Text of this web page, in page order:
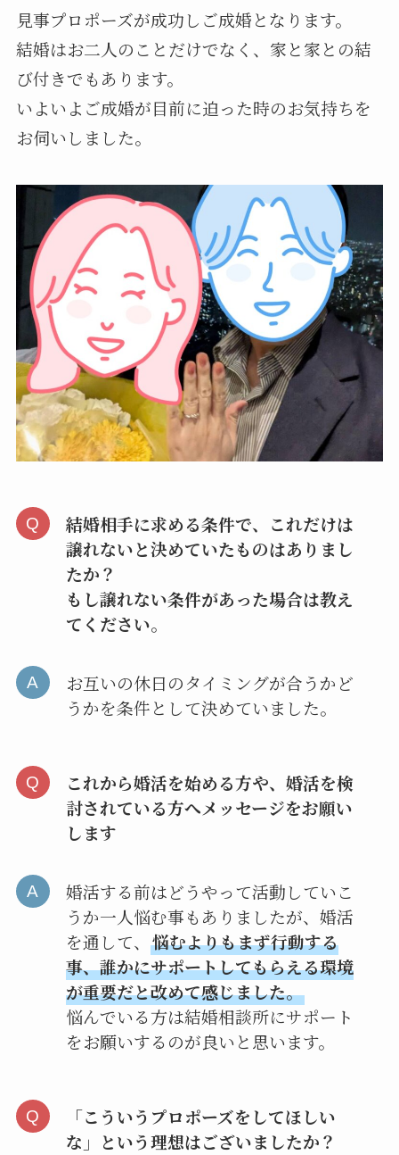
見事プロポーズが成功しご成婚となります。
結婚はお二人のことだけでなく、家と家との結
び付きでもあります。
いよいよご成婚が目前に迫った時のお気持ちを
お伺いしました。
結婚相手に求める条件で、これだけは
譲れないと決めていたものはありまし
たか？
もし譲れない条件があった場合は教え
てください。
お互いの休日のタイミングが合うかど
うかを条件として決めていました。
これから婚活を始める方や、婚活を検
討されている方へメッセージをお願い
します
婚活する前はどうやって活動していこ
うか一人悩む事もありましたが、婚活
を通して、悩むよりもまず行動する
事、誰かにサポートしてもらえる環境
が重要だと改めて感じました。
悩んでいる方は結婚相談所にサポート
をお願いするのが良いと思います。
「こういうプロポーズをしてほしい
な」という理想はございましたか？